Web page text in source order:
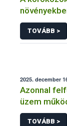
TOVÁBB >
2025. december
Azonnal
üzem
TOVÁBB >